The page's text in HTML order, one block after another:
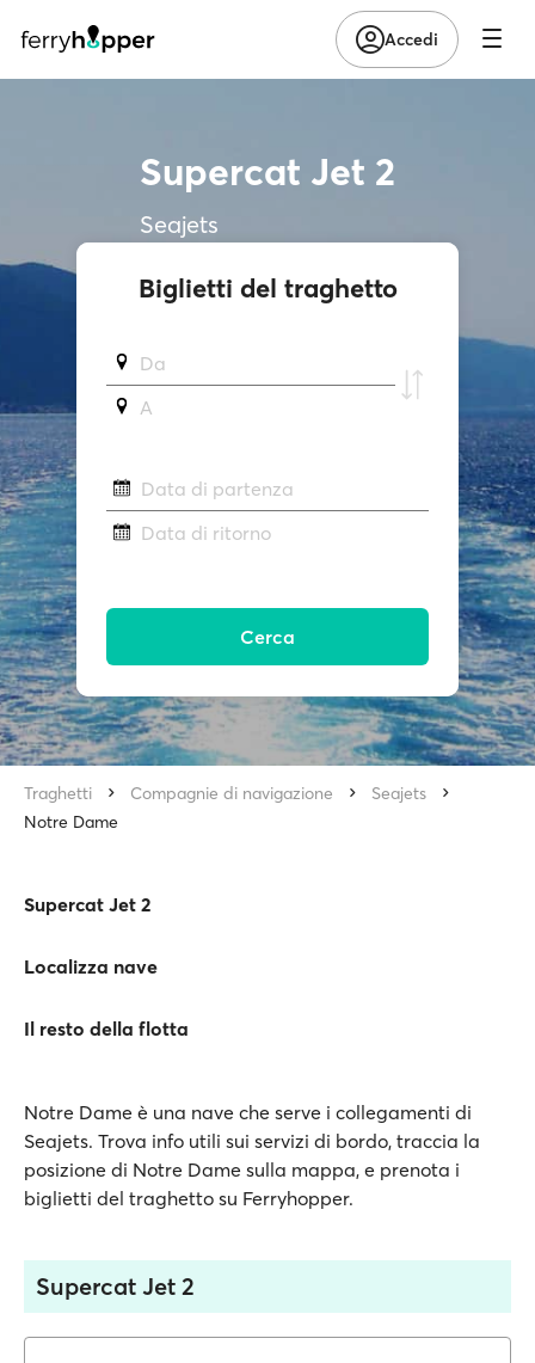
Accedi
Supercat Jet 2
Seajets
Biglietti del traghetto
Da
A
Data di partenza
Data di ritorno
Cerca
Traghetti Compagnie di navigazione
Seajets
Notre Dame
Supercat Jet 2
Localizza nave
Il resto della flotta
Notre Dame è una nave che serve i collegamenti di
Seajets. Trova info utili sui servizi di bordo, traccia la
posizione di Notre Dame sulla mappa, e prenota i
biglietti del traghetto su Ferryhopper.
Supercat Jet 2